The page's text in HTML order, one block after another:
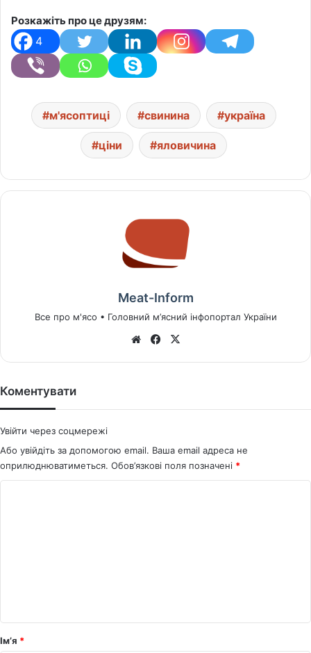
Розкажіть про це друзям:
4
м'ясоптиці свинина україна
ціни яловичина
Meat-Inform
Все про м'ясо • Головний м’ясний інфопортал України
We
Fa
Коментувати
Увійти через соцмережі
Або увійдіть за допомогою email. Ваша email адреса не
оприлюднюватиметься. Обов’язкові поля позначені *
рІм’я *